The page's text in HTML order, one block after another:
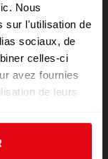
Nous
sur l'utilisation de
sociaux, de
celles-ci
avez fournies
de leurs